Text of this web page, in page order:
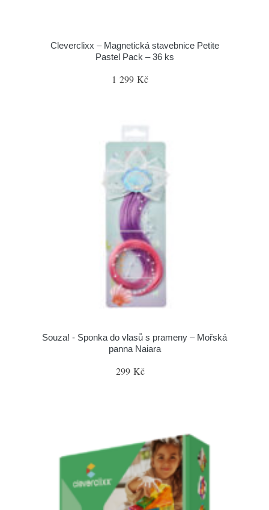
Cleverclixx – Magnetická stavebnice Petite
Pastel Pack – 36 ks
1 299 Kč
Souza! - Sponka do vlasů s prameny – Mořská
panna Naiara
299 Kč